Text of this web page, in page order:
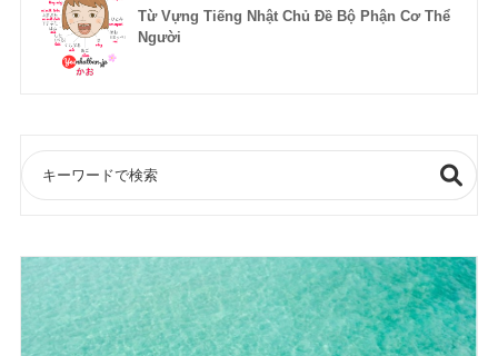
Từ Vựng Tiếng Nhật Chủ Đề Bộ Phận Cơ Thể
Người